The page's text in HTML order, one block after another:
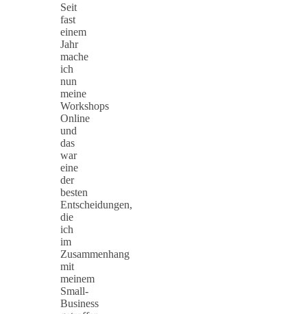
Seit
fast
einem
Jahr
mache
ich
nun
meine
Workshops
Online
und
das
war
eine
der
besten
Entscheidungen,
die
ich
im
Zusammenhang
mit
meinem
Small-
Business